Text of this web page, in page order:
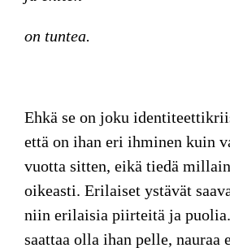
on tuntea.
Ehkä se on joku
että on ihan eri ihminen kuin
vuotta sitten, eikä tiedä
oikeasti. Erilaiset ystävät
niin erilaisia piirteitä ja puolia.
saattaa olla ihan pelle, nauraa